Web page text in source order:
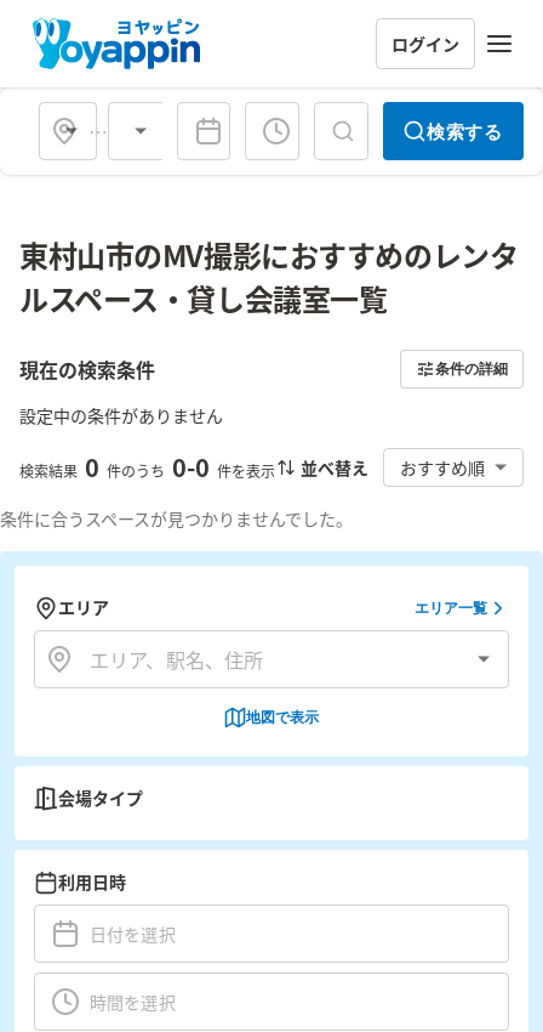
ログイン
会場タイプ 検索する
東村山市のMV撮影におすすめのレンタ
ルスペース・貸し会議室一覧
現在の検索条件 条件の詳細
設定中の条件がありません
検索結果 0 件のうち 0-0 件を表示 並べ替え おすすめ順
条件に合うスペースが見つかりませんでした。
エリア エリア一覧
地図で表示
会場タイプ
利用日時